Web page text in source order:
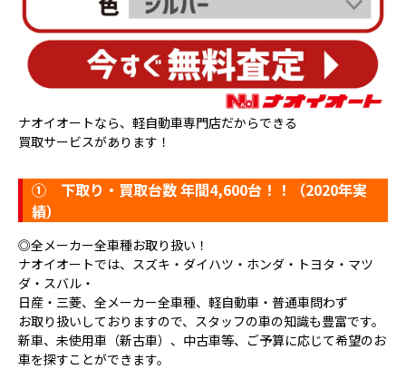
ナオイオートなら、軽自動車専門店だからできる
買取サービスがあります！
① 下取り・買取台数 年間4,600台！！（2020年実
績）
◎全メーカー全車種お取り扱い！
ナオイオートでは、スズキ・ダイハツ・ホンダ・トヨタ・マツ
ダ・スバル・
日産・三菱、全メーカー全車種、軽自動車・普通車問わず
お取り扱いしておりますので、スタッフの車の知識も豊富です。
新車、未使用車（新古車）、中古車等、ご予算に応じて希望のお
車を探すことができます。